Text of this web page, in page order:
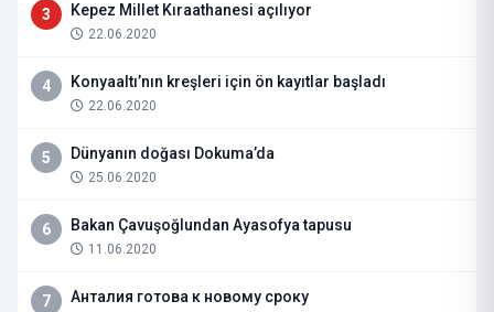
3 Kepez Millet Kıraathanesi açılıyor
22.06.2020
4 Konyaaltı’nın kreşleri için ön kayıtlar başladı
22.06.2020
5 Dünyanın doğası Dokuma’da
25.06.2020
6 Bakan Çavuşoğlundan Ayasofya tapusu
11.06.2020
7 Анталия готова к новому сроку